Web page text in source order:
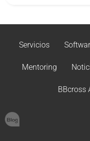
Servicios
Mentoring
BBcross